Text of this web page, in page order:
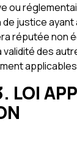
ou
de justice
réputée non
validité des
LOI